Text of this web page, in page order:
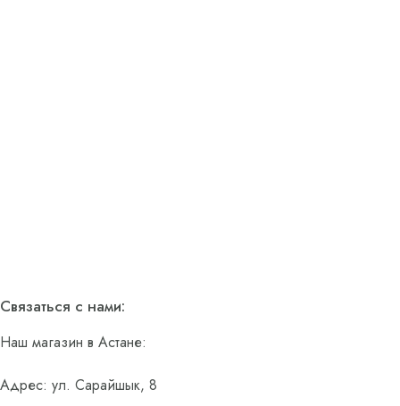
Связаться с нами:
Наш магазин в Астане:
Адрес: ул. Сарайшык, 8